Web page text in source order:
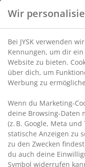
Sicherheitsnetz aus
Gummibezug. Passt
Artikelnummer:
Wir
Bei JYSK verwenden
dir ein optimales
Cookies sammeln
Statistiken und